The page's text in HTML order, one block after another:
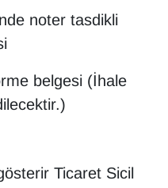
noter tasdikli
belgesi (İhale
Ticaret Sicil